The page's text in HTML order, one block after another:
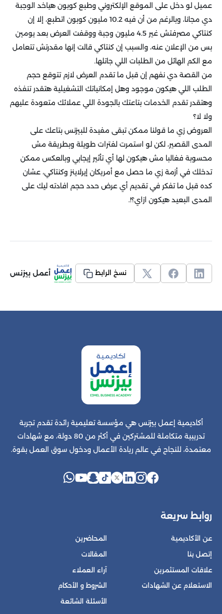
عميل لو دخل على الموقع الإلكتروني وطبع كوبون هياخد الوجبة
دي مجانا، وبالرغم من أن فيه 10.2 مليون كوبون اتطبع، إلا إن
كنتاكي مصرفتش غير 4.5 مليون وجبة ووقفت العرض بعد يومين
بس من الإعلان عنه، والسبب إن كنتاكي قالت إنها مقدرتش تتعامل
مع الكم الهائل من الطلبات اللي جاتلها.
من القصة دي نفهم إن قبل ما تقدم العرض لازم تتوقع حجم
الطلب اللي هيكون موجود وهل إمكانياتك التشغيلية هتقدر تنفذه
وهتقدر تقدم الخدمات بتاعتك بالجودة اللي عملائك متعودة عليهم
ولا لا؟
العروض زي ما قولنا ممكن تبقى مفيدة للبيزنس بتاعك على
المدى القصير، لكن لو استمرت لفترات طويلة وبطريقة مش
محسوبة فغالبا مش هيكون لها أي تأثير إيجابي وبالعكس ممكن
تدخلك في أزمة زي ما حصل مع أمريكان إيرلاينز وكنتاكي، عشان
كده قبل ما تفكر في تقديم أي عرض حدد حجم افادته ليك على
المدى البعيد هيكون ازاي؟!.
نسخ الرابط أعمل بيزنس
أكاديمية إعمل بيزنس هي مؤسسة تعليمية رائدة تقدم تجربة
تدريبية متكاملة للمشتركين في أكثر من 80 دولة، مع شهادات
معتمدة، للنجاح في عالم ريادة الأعمال ودخول سوق العمل بقوة.
روابط سريعة
عن الأكاديمية
إتصل بنا
علاقات المستثمرين
الاستعلام عن الشهادات
المحاضرين
المقالات
آراء العملاء
الشروط و الأحكام
الأسئلة الشائعة